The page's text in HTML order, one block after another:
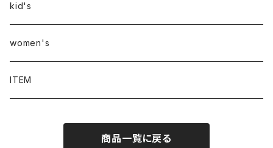
kid's
women's
ITEM
商品一覧に戻る